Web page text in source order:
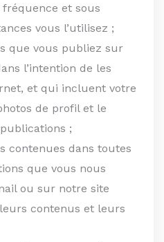
et sous
vous l’utilisez ;
que vous publiez sur
l’intention de les
et qui incluent votre
de profil et le
;
contenues dans toutes
que vous nous
ou sur notre site
contenus et leurs